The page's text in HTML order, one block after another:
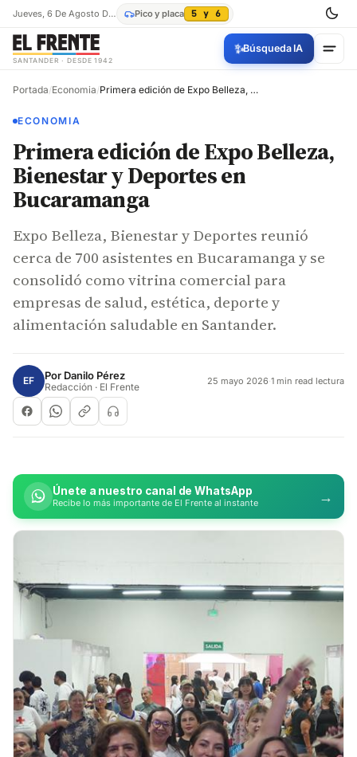
Jueves, 6 De Agosto De 2026 Pico y placa 5 y 6
SANTANDER · DESDE 1942
✨Búsqueda IA
Portada/Economia/ Primera edición de Expo Belleza, Bienestar y Deportes en Bucaramanga
ECONOMIA
Primera edición de Expo Belleza,
Bienestar y Deportes en
Bucaramanga
Expo Belleza, Bienestar y Deportes reunió
cerca de 700 asistentes en Bucaramanga y se
consolidó como vitrina comercial para
empresas de salud, estética, deporte y
alimentación saludable en Santander.
EF Por Danilo Pérez
Redacción · El Frente 25 mayo 2026·1 min read lectura
Únete a nuestro canal de WhatsApp
Recibe lo más importante de El Frente al instante →